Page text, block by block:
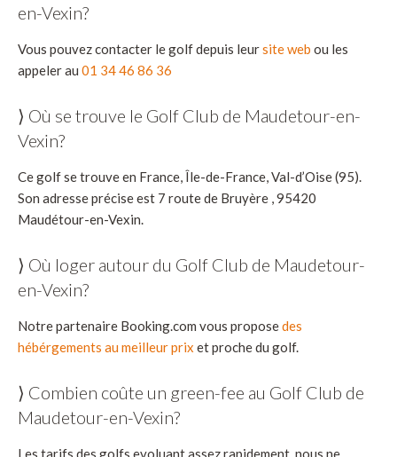
en-Vexin?
Vous pouvez contacter le golf depuis leursite web ou les
appeler au 01 34 46 86 36
⟩ Où se trouve le Golf Club de Maudetour-en-
Vexin?
Ce golf se trouve en France, Île-de-France, Val-d’Oise (95).
Son adresse précise est 7 route de Bruyère , 95420
Maudétour-en-Vexin.
⟩ Où loger autour du Golf Club de Maudetour-
en-Vexin?
Notre partenaire Booking.com vous proposedes
hébérgements au meilleur prix et proche du golf.
⟩ Combien coûte un green-fee au Golf Club de
Maudetour-en-Vexin?
Les tarifs des golfs evoluant assez rapidement, nous ne